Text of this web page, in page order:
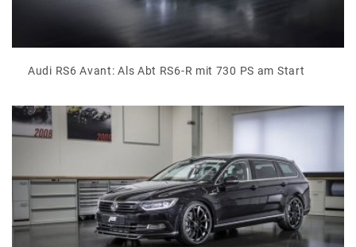
Audi RS6 Avant: Als Abt RS6-R mit 730 PS am Start